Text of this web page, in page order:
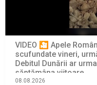
VIDEO 🎦 Apele
scufundate vineri,
Debitul Dunării ar
săptămâna viitoare
08.08.2026